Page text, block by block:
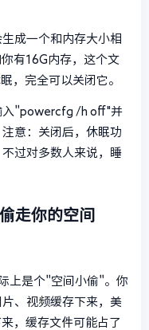
成一个和内存大小相
有16G内存，这个文
，完全可以关闭它。
入"powercfg /h off"并
意：关闭后，休眠功
过对多数人来说，睡
走你的空间
上是个"空间小偷"。你
、视频缓存下来，美
，缓存文件可能占了